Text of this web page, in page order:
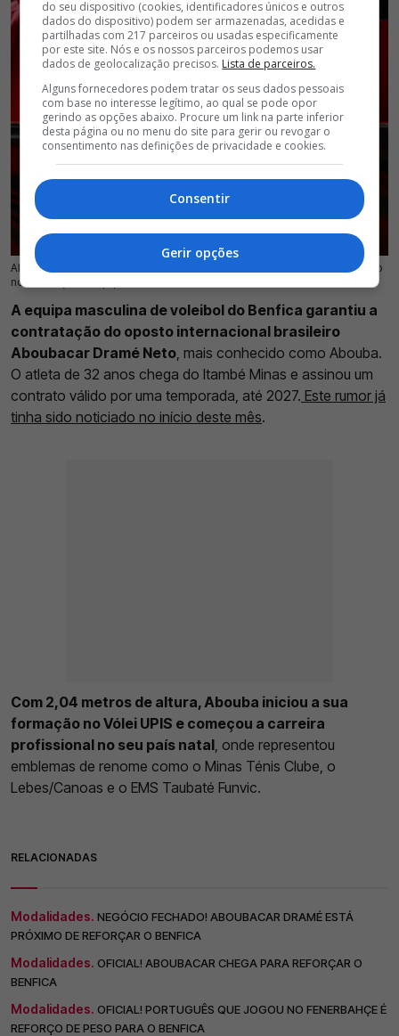
Aboubacar Dramé Neto, oposto internacional brasileiro, foi anunciado como
novo reforço da equipa masculina de voleibol do Benfica
22 Jul 2026 | 17:25 |
A equipa masculina de voleibol do Benfica garantiu a
contratação do oposto internacional brasileiro
Aboubacar Dramé Neto , mais conhecido como Abouba.
O atleta de 32 anos chega do Itambé Minas e assinou um
contrato válido por uma temporada, até 2027. Este rumor já
tinha sido noticiado no início deste mês.
Com 2,04 metros de altura, Abouba iniciou a sua
formação no Vólei UPIS e começou a carreira
profissional no seu país natal , onde representou
emblemas de renome como o Minas Ténis Clube, o
Lebes/Canoas e o EMS Taubaté Funvic.
RELACIONADAS
Modalidades. NEGÓCIO FECHADO! ABOUBACAR DRAMÉ ESTÁ
PRÓXIMO DE REFORÇAR O BENFICA
Modalidades. OFICIAL! ABOUBACAR CHEGA PARA REFORÇAR O
BENFICA
Modalidades. OFICIAL! PORTUGUÊS QUE JOGOU NO FENERBAHÇE É
REFORÇO DE PESO PARA O BENFICA
do seu dispositivo (cookies, identificadores únicos e outros
dados do dispositivo) podem ser armazenadas, acedidas e
partilhadas com 217 parceiros ou usadas especificamente
por este site. Nós e os nossos parceiros podemos usar
dados de geolocalização precisos. Lista de parceiros.
Alguns fornecedores podem tratar os seus dados pessoais
com base no interesse legítimo, ao qual se pode opor
gerindo as opções abaixo. Procure um link na parte inferior
desta página ou no menu do site para gerir ou revogar o
consentimento nas definições de privacidade e cookies.
Consentir
Gerir opções